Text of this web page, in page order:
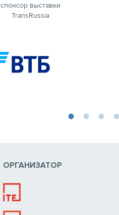
спонсор выставки
TransRussia
ОРГАНИЗАТОР